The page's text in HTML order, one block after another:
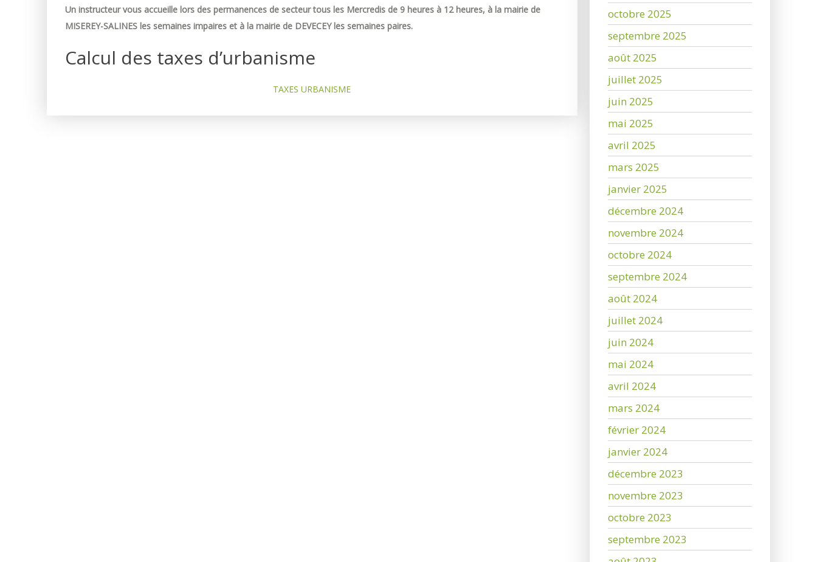
Un instructeur vous accueille lors des permanences de secteur tous les Mercredis de 9 heures à 12 heures, à la mairie de
MISEREY-SALINES les semaines impaires et à la mairie de DEVECEY les semaines paires.
Calcul des taxes d’urbanisme
TAXES URBANISME
octobre 2025
septembre 2025
août 2025
juillet 2025
juin 2025
mai 2025
avril 2025
mars 2025
janvier 2025
décembre 2024
novembre 2024
octobre 2024
septembre 2024
août 2024
juillet 2024
juin 2024
mai 2024
avril 2024
mars 2024
février 2024
janvier 2024
décembre 2023
novembre 2023
octobre 2023
septembre 2023